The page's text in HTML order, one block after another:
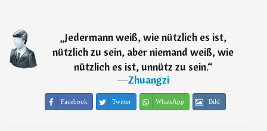
„Jedermann weiß, wie nützlich es ist,
nützlich zu sein, aber niemand weiß, wie
nützlich es ist, unnütz zu sein.“
―Zhuangzi
Facebook Twitter WhatsApp Bild